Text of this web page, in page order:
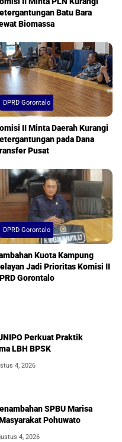
Batu Bara
Biomassa
DPRD Gorontalo
II Minta Daerah Kurangi
pada Dana
Pusat
DPRD Gorontalo
Kuota Kampung
Jadi Prioritas Komisi II
Gorontalo
Perkuat Praktik
LBH BPSK
4, 2026
SPBU Marisa
Pohuwato
4, 2026